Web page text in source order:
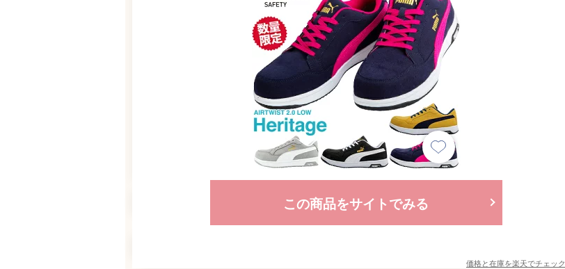
この商品をサイトでみる
価格と在庫を楽天でチェック